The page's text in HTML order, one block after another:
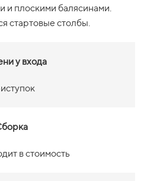
и плоскими балясинами.
стартовые столбы.
у входа
в стоимость